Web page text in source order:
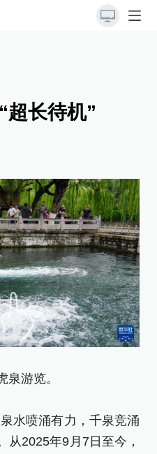
超长待机”
游览。
水喷涌有力，千泉竞涌
从2025年9月7日至今，